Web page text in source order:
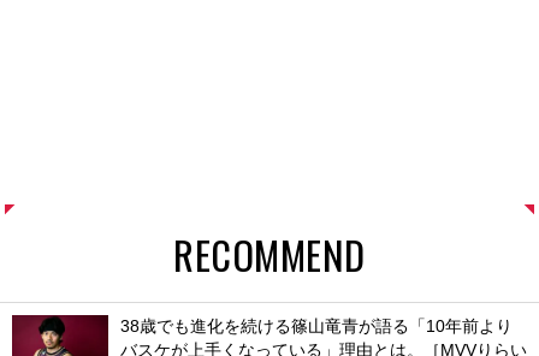
RECOMMEND
38歳でも進化を続ける篠山竜青が語る「10年前より
バスケが上手くなっている」理由とは。［MVVりらい